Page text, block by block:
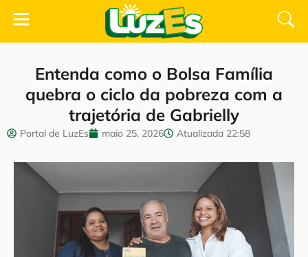
Entenda como o Bolsa Família
quebra o ciclo da pobreza com a
trajetória de Gabrielly
Portal de LuzEs maio 25, 2026 Atualizada 22:58